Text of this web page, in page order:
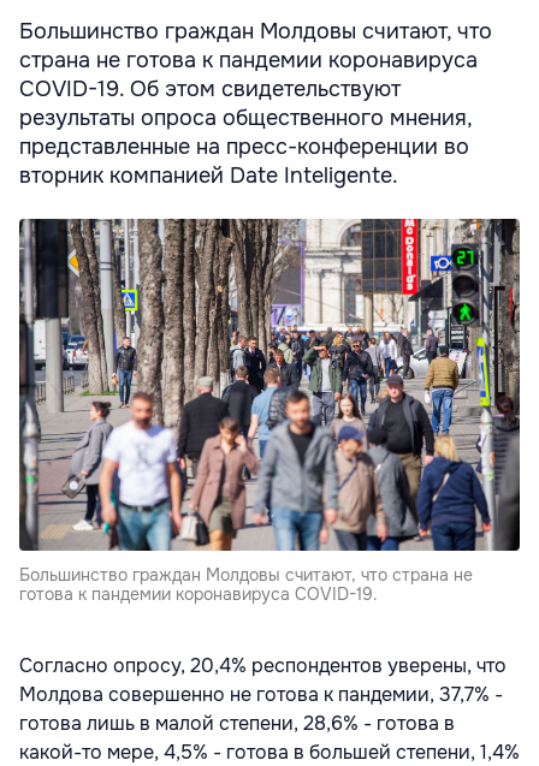
Большинство граждан Молдовы считают, что
страна не готова к пандемии коронавируса
COVID-19. Об этом свидетельствуют
результаты опроса общественного мнения,
представленные на пресс-конференции во
вторник компанией Date Inteligente.
Большинство граждан Молдовы считают, что страна не
готова к пандемии коронавируса COVID-19.
Согласно опросу, 20,4% респондентов уверены, что
Молдова совершенно не готова к пандемии, 37,7% -
готова лишь в малой степени, 28,6% - готова в
какой-то мере, 4,5% - готова в большей степени, 1,4%